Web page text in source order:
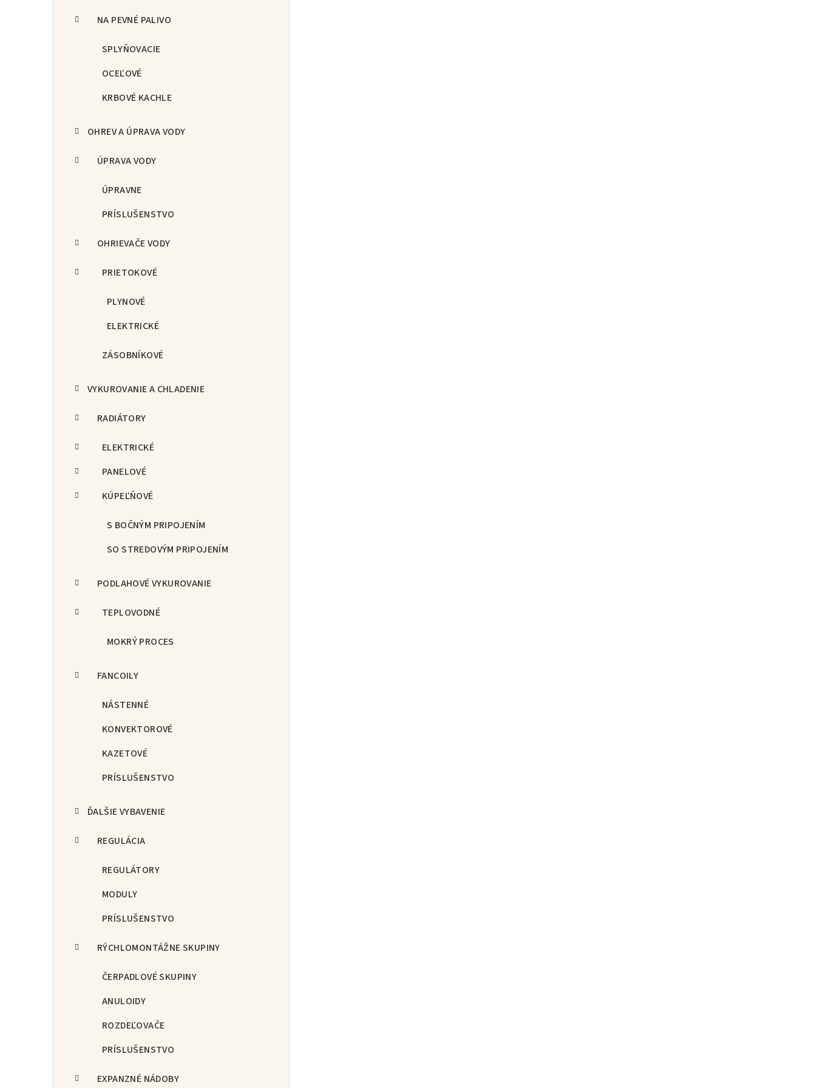
NA PEVNÉ PALIVO
SPLYŇOVACIE
OCEĽOVÉ
KRBOVÉ KACHLE
OHREV A ÚPRAVA VODY
ÚPRAVA VODY
ÚPRAVNE
PRÍSLUŠENSTVO
OHRIEVAČE VODY
PRIETOKOVÉ
PLYNOVÉ
ELEKTRICKÉ
ZÁSOBNÍKOVÉ
VYKUROVANIE A CHLADENIE
RADIÁTORY
ELEKTRICKÉ
PANELOVÉ
KÚPEĽŇOVÉ
S BOČNÝM PRIPOJENÍM
SO STREDOVÝM PRIPOJENÍM
PODLAHOVÉ VYKUROVANIE
TEPLOVODNÉ
MOKRÝ PROCES
FANCOILY
NÁSTENNÉ
KONVEKTOROVÉ
KAZETOVÉ
PRÍSLUŠENSTVO
ĎALŠIE VYBAVENIE
REGULÁCIA
REGULÁTORY
MODULY
PRÍSLUŠENSTVO
RÝCHLOMONTÁŽNE SKUPINY
ČERPADLOVÉ SKUPINY
ANULOIDY
ROZDEĽOVAČE
PRÍSLUŠENSTVO
EXPANZNÉ NÁDOBY